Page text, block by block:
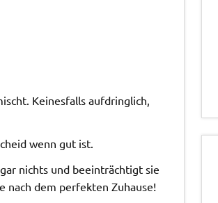
Keinesfalls aufdringlich,
wenn gut ist.
nichts und beeinträchtigt sie
nach dem perfekten Zuhause!